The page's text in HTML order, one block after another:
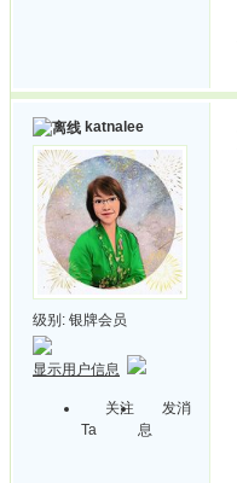
katnalee
级别: 银牌会员
显示用户信息
关注
Ta
发消
息